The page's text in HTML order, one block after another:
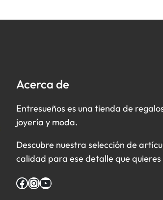
Acerca de
Entresueños es una tienda de
joyería y moda.
Descubre nuestra selección de
calidad para ese detalle que
Facebook InstagramYouTube